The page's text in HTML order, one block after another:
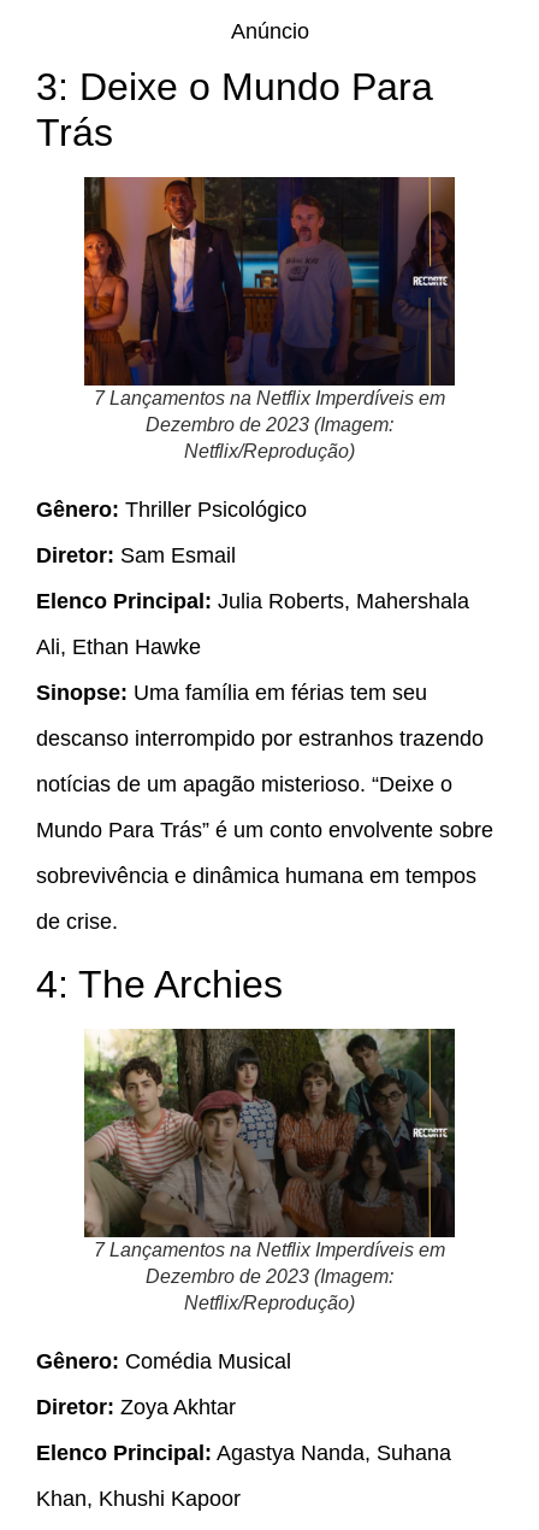
Anúncio
3: Deixe o Mundo Para
Trás
7 Lançamentos na Netflix Imperdíveis em
Dezembro de 2023 (Imagem:
Netflix/Reprodução)
Gênero: Thriller Psicológico
Diretor: Sam Esmail
Elenco Principal: Julia Roberts, Mahershala
Ali, Ethan Hawke
Sinopse: Uma família em férias tem seu
descanso interrompido por estranhos trazendo
notícias de um apagão misterioso. “Deixe o
Mundo Para Trás” é um conto envolvente sobre
sobrevivência e dinâmica humana em tempos
de crise.
4: The Archies
7 Lançamentos na Netflix Imperdíveis em
Dezembro de 2023 (Imagem:
Netflix/Reprodução)
Gênero: Comédia Musical
Diretor: Zoya Akhtar
Elenco Principal: Agastya Nanda, Suhana
Khan, Khushi Kapoor